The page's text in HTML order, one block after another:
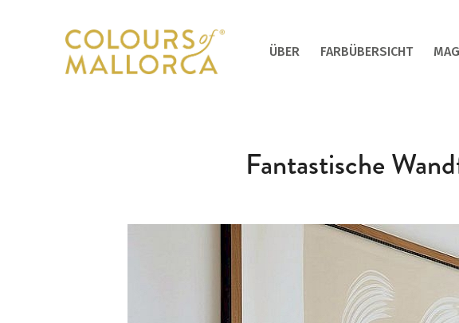
ÜBER FARBÜBERSICHT
Fantastische